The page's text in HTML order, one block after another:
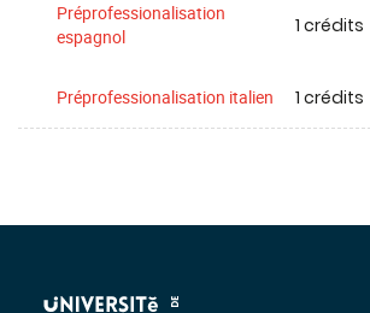
Préprofessionalisation
espagnol
1 crédits
Préprofessionalisation italien 1 crédits